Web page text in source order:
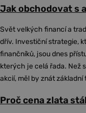
Jak obchodovat s
Svět velkých financí a
dřív. Investiční strategie,
finančníků, jsou dnes
kterých je celá řada. Než
akcií, měl by znát
Proč cena zlata